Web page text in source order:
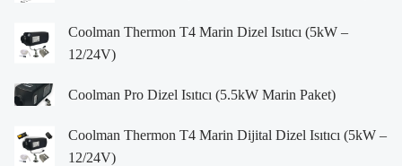
Coolman Thermon T4 Marin Dizel Isıtıcı (5kW –
12/24V)
Coolman Pro Dizel Isıtıcı (5.5kW Marin Paket)
Coolman Thermon T4 Marin Dijital Dizel Isıtıcı (5kW –
12/24V)